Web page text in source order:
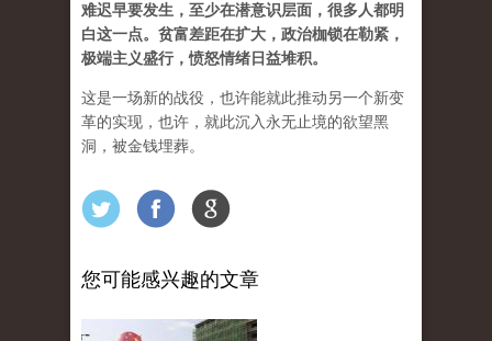
难迟早要发生，至少在潜意识层面，很多人都明
白这一点。贫富差距在扩大，政治枷锁在勒紧，
极端主义盛行，愤怒情绪日益堆积。
这是一场新的战役，也许能就此推动另一个新变
革的实现，也许，就此沉入永无止境的欲望黑
洞，被金钱埋葬。
您可能感兴趣的文章